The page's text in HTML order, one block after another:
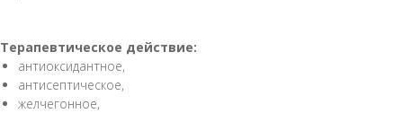
Терапевтическое действие:
антиоксидантное,
антисептическое,
желчегонное,